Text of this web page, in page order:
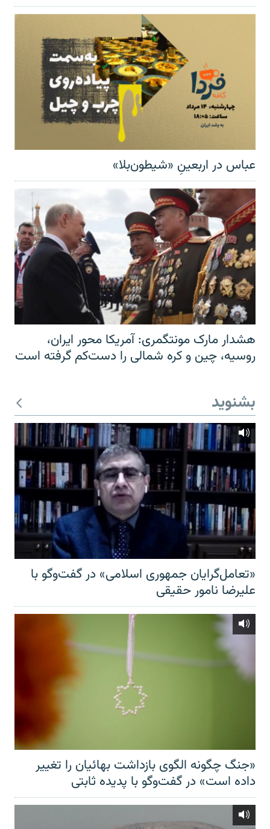
عباس در اربعینِ «شیطون‌بلا»
هشدار مارک مونتگمری: آمریکا محور ایران،
روسیه، چین و کره شمالی را دست‌کم گرفته است
بشنوید
«تعامل‌گرایان جمهوری اسلامی» در گفت‌وگو با
علیرضا نامور حقیقی
«جنگ چگونه الگوی بازداشت بهائیان را تغییر
داده است» در گفت‌وگو با پدیده ثابتی